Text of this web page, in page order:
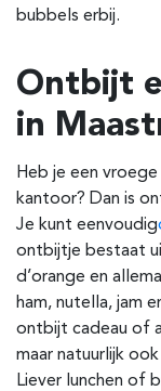
bubbels erbij.
Ontbijt
in
Heb je een
kantoor? Dan is
Je kunt eenvoudig
ontbijtje bestaat
d’orange en
ham, nutella, jam
ontbijt cadeau of
maar natuurlijk
Liever lunchen of